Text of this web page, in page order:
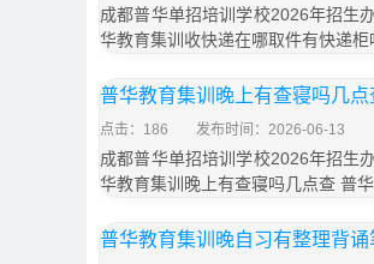
成都普华单招培训学校2026年招生
华教育集训收快递在哪取件有快递柜
普华教育集训晚上有查寝吗几点
点击：186 发布时间：2026-06-13
成都普华单招培训学校2026年招生
华教育集训晚上有查寝吗几点查 普
普华教育集训晚自习有整理背